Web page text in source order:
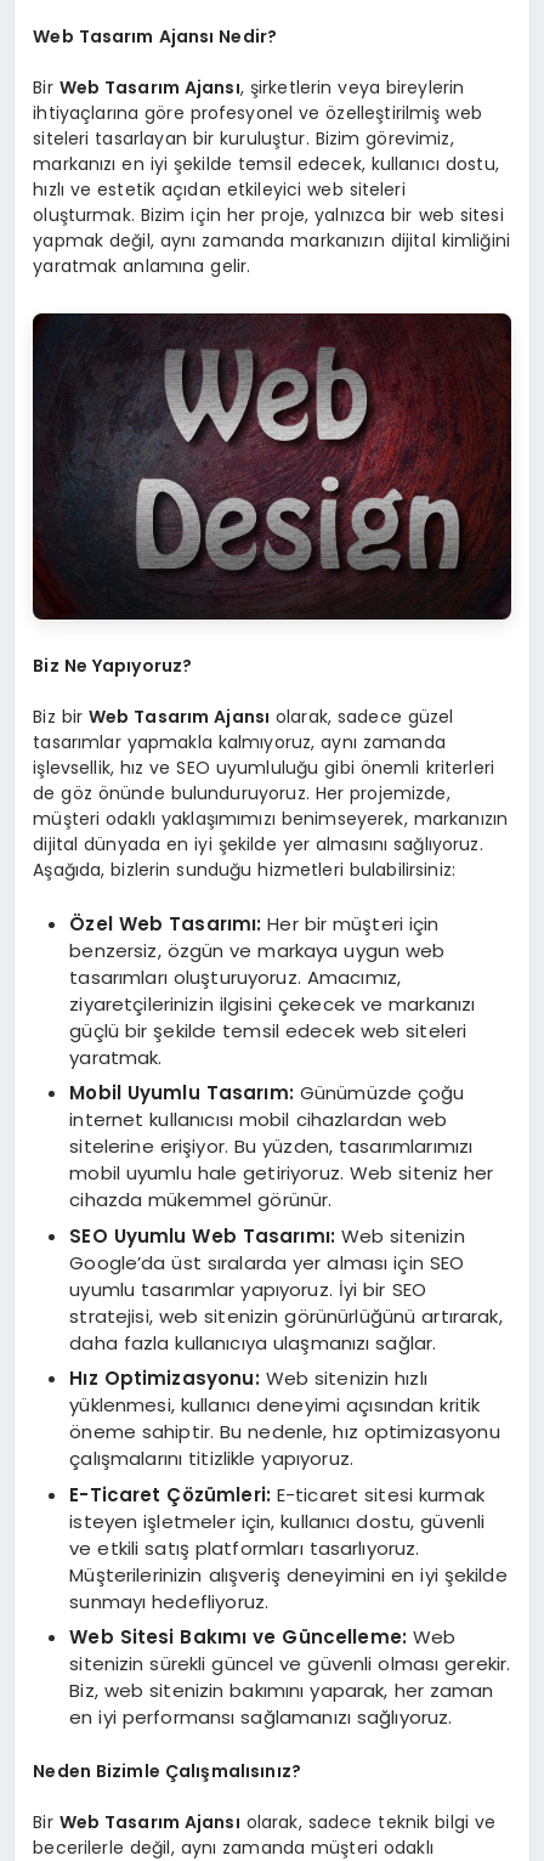
Web Tasarım Ajansı Nedir?
Bir Web Tasarım Ajansı, şirketlerin veya bireylerin
ihtiyaçlarına göre profesyonel ve özelleştirilmiş web
siteleri tasarlayan bir kuruluştur. Bizim görevimiz,
markanızı en iyi şekilde temsil edecek, kullanıcı dostu,
hızlı ve estetik açıdan etkileyici web siteleri
oluşturmak. Bizim için her proje, yalnızca bir web sitesi
yapmak değil, aynı zamanda markanızın dijital kimliğini
yaratmak anlamına gelir.
Biz Ne Yapıyoruz?
Biz bir Web Tasarım Ajansı olarak, sadece güzel
tasarımlar yapmakla kalmıyoruz, aynı zamanda
işlevsellik, hız ve SEO uyumluluğu gibi önemli kriterleri
de göz önünde bulunduruyoruz. Her projemizde,
müşteri odaklı yaklaşımımızı benimseyerek, markanızın
dijital dünyada en iyi şekilde yer almasını sağlıyoruz.
Aşağıda, bizlerin sunduğu hizmetleri bulabilirsiniz:
Özel Web Tasarımı: Her bir müşteri için
benzersiz, özgün ve markaya uygun web
tasarımları oluşturuyoruz. Amacımız,
ziyaretçilerinizin ilgisini çekecek ve markanızı
güçlü bir şekilde temsil edecek web siteleri
yaratmak.
Mobil Uyumlu Tasarım: Günümüzde çoğu
internet kullanıcısı mobil cihazlardan web
sitelerine erişiyor. Bu yüzden, tasarımlarımızı
mobil uyumlu hale getiriyoruz. Web siteniz her
cihazda mükemmel görünür.
SEO Uyumlu Web Tasarımı: Web sitenizin
Google’da üst sıralarda yer alması için SEO
uyumlu tasarımlar yapıyoruz. İyi bir SEO
stratejisi, web sitenizin görünürlüğünü artırarak,
daha fazla kullanıcıya ulaşmanızı sağlar.
Hız Optimizasyonu: Web sitenizin hızlı
yüklenmesi, kullanıcı deneyimi açısından kritik
öneme sahiptir. Bu nedenle, hız optimizasyonu
çalışmalarını titizlikle yapıyoruz.
E-Ticaret Çözümleri: E-ticaret sitesi kurmak
isteyen işletmeler için, kullanıcı dostu, güvenli
ve etkili satış platformları tasarlıyoruz.
Müşterilerinizin alışveriş deneyimini en iyi şekilde
sunmayı hedefliyoruz.
Web Sitesi Bakımı ve Güncelleme: Web
sitenizin sürekli güncel ve güvenli olması gerekir.
Biz, web sitenizin bakımını yaparak, her zaman
en iyi performansı sağlamanızı sağlıyoruz.
Neden Bizimle Çalışmalısınız?
Bir Web Tasarım Ajansı olarak, sadece teknik bilgi ve
becerilerle değil, aynı zamanda müşteri odaklı